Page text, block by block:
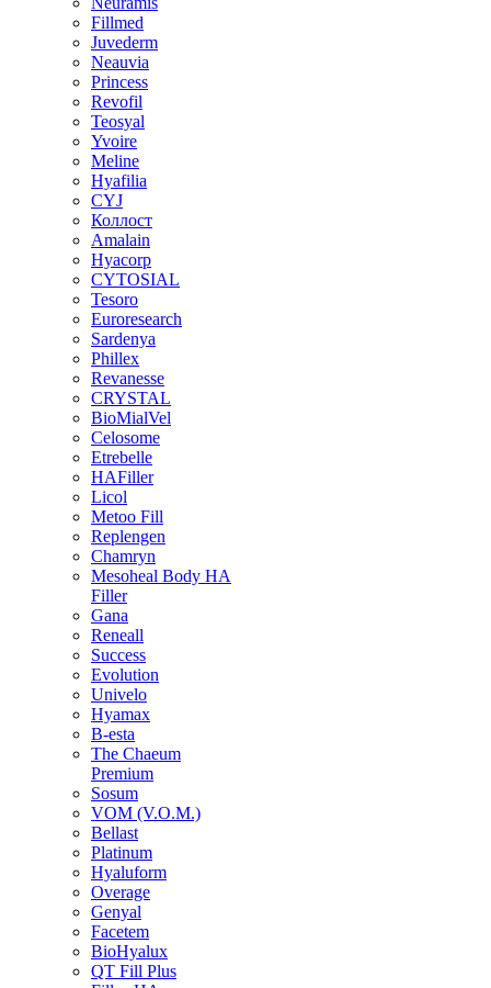
Fillmed
Juvederm
Neauvia
Princess
Revofil
Teosyal
Yvoire
Meline
Hyafilia
CYJ
Коллост
Amalain
Hyacorp
CYTOSIAL
Tesoro
Euroresearch
Sardenya
Phillex
Revanesse
CRYSTAL
BioMialVel
Celosome
Etrebelle
HAFiller
Licol
Metoo Fill
Replengen
Chamryn
Mesoheal Body HA
Filler
Gana
Reneall
Success
Evolution
Univelo
Hyamax
B-esta
The Chaeum
Premium
Sosum
VOM (V.O.M.)
Bellast
Platinum
Hyaluform
Overage
Genyal
Facetem
BioHyalux
QT Fill Plus